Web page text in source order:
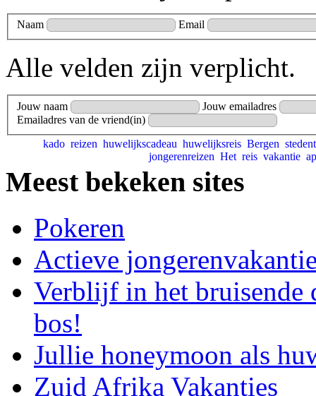
Naam Email
Alle velden zijn verplicht.
Jouw naam
Jouw emailadres
Emailadres van de vriend(in)
kado reizen huwelijkscadeau huwelijksreis Bergen
jongerenreizen Het reis vakantie
Meest bekeken sites
Pokeren
Actieve
Verblijf in het bruisende
bos!
Jullie honeymoon als
Zuid Afrika Vakanties